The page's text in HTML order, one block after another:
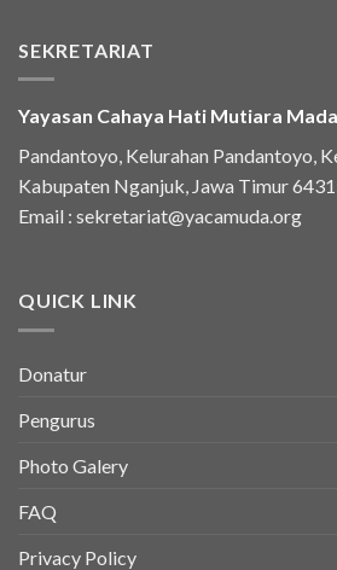
SEKRETARIAT
Yayasan Cahaya Hati Mutiara
Pandantoyo, Kelurahan Pandantoyo,
Kabupaten Nganjuk, Jawa Timur
Email : sekretariat@yacamuda.org
QUICK LINK
Donatur
Pengurus
Photo Galery
FAQ
Privacy Policy